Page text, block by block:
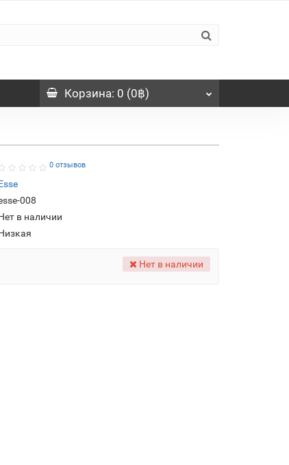
Корзина: 0 (0฿)
0 отзывов
008
в наличии
Нет в наличии